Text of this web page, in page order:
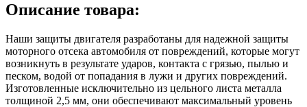
Описание товара:
Наши защиты двигателя разработаны для надежной защиты
моторного отсека автомобиля от повреждений, которые могут
возникнуть в результате ударов, контакта с грязью, пылью и
песком, водой от попадания в лужи и других повреждений.
Изготовленные исключительно из цельного листа металла
толщиной 2,5 мм, они обеспечивают максимальный уровень